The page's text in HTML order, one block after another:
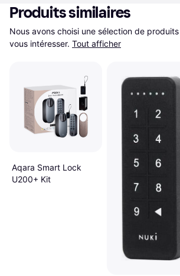
Produits similaires
Nous avons choisi une sélection de
vous intéresser. Tout afficher
Aqara Smart Lock
U200+ Kit